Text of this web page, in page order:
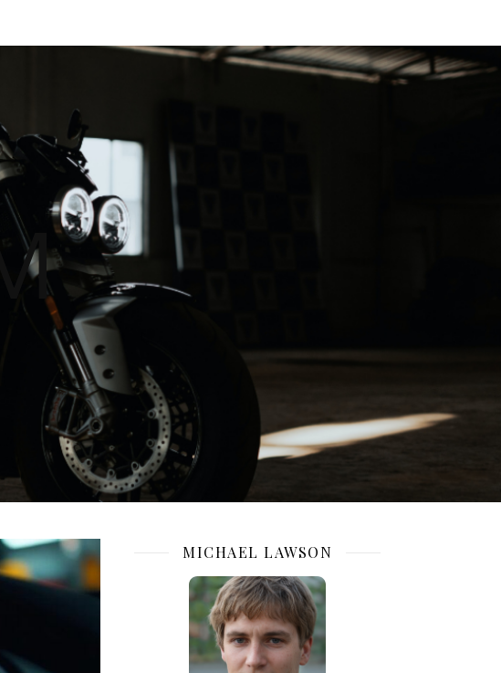
MICHAEL LAWSON